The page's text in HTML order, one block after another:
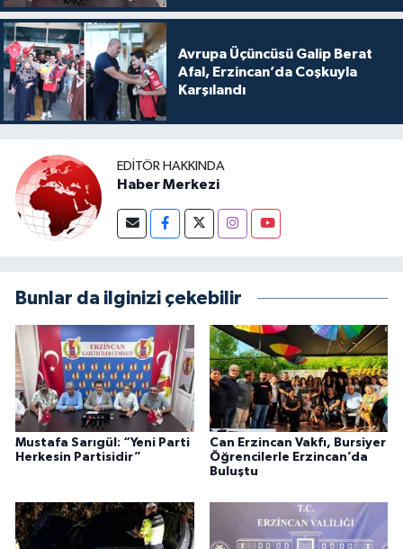
Avrupa Üçüncüsü Galip Berat
Afal, Erzincan’da Coşkuyla
Karşılandı
EDITÖR HAKKINDA
Haber Merkezi
Bunlar da ilginizi çekebilir
Mustafa Sarıgül: “Yeni Parti
Herkesin Partisidir”
Can Erzincan Vakfı, Bursiyer
Öğrencilerle Erzincan’da
Buluştu